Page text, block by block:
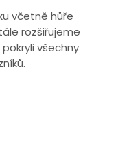
včetně hůře
rozšiřujeme
všechny